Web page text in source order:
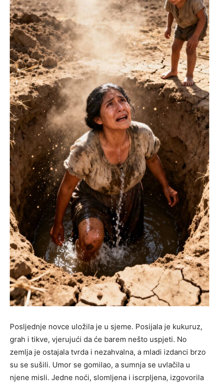
Posljednje novce uložila je u sjeme. Posijala je kukuruz,
grah i tikve, vjerujući da će barem nešto uspjeti. No
zemlja je ostajala tvrda i nezahvalna, a mladi izdanci brzo
su se sušili. Umor se gomilao, a sumnja se uvlačila u
njene misli. Jedne noći, slomljena i iscrpljena, izgovorila